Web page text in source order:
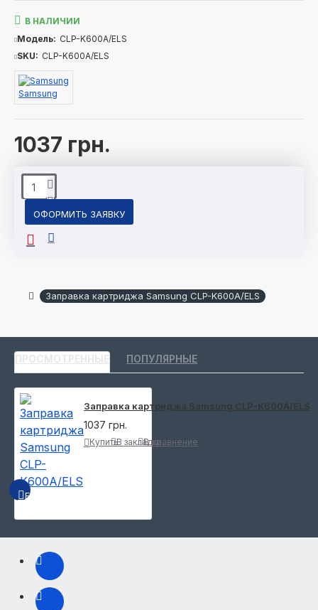
1037 грн.
В НАЛИЧИИ
Модель: CLP-K600A/ELS
SKU: CLP-K600A/ELS
Samsung
ОФОРМИТЬ ЗАЯВКУ
Заправка картриджа Samsung CLP-K600A/ELS
ПРОСМОТРЕННЫЕ ПОПУЛЯРНЫЕ
БЫСТРЫЙ ПРОСМОТР
Заправка картриджа Samsung CLP-K600A/ELS
1037 грн.
КупитьВ закладкиВ сравнение